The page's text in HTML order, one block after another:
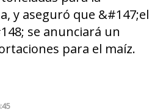
y aseguró que &#147;el
se anunciará un
para el maíz.